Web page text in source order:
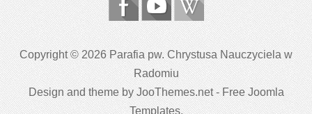
Copyright © 2026 Parafia pw. Chrystusa Nauczyciela w
Radomiu
Design and theme by JooThemes.net -Free Joomla
Templates.